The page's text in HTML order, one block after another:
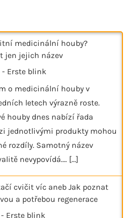
medicinální houby?
jen jejich název
- Erste blink
o medicinální houby v
letech výrazně roste.
houby dnes nabízí řada
jednotlivými produkty mohou
rozdíly. Samotný název
nevypovídá.… [...]
cvičit víc aneb Jak poznat
a potřebou regenerace
- Erste blink